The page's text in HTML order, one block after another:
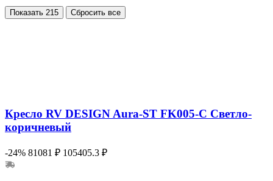
Показать 215 Сбросить все
Кресло RV DESIGN Aura-ST FK005-C Светло-
коричневый
-24% 81081 ₽ 105405.3 ₽